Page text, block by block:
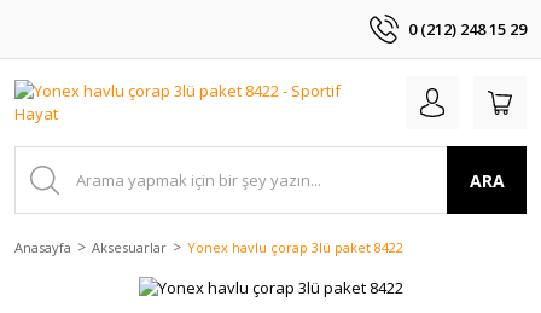
0 (212) 248 15 29
ARA
Anasayfa Aksesuarlar Yonex havlu çorap 3lü paket 8422